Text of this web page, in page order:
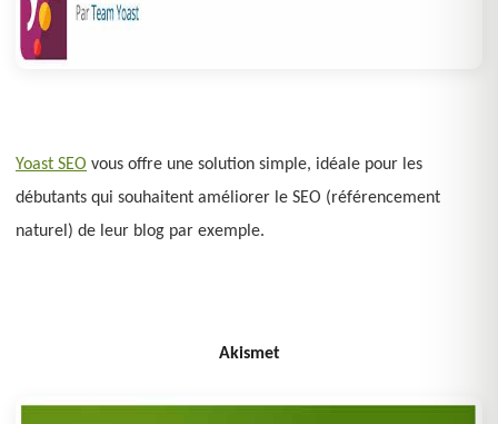
Yoast SEO vous offre une solution simple, idéale pour les
débutants qui souhaitent améliorer le SEO (référencement
naturel) de leur blog par exemple.
Akismet